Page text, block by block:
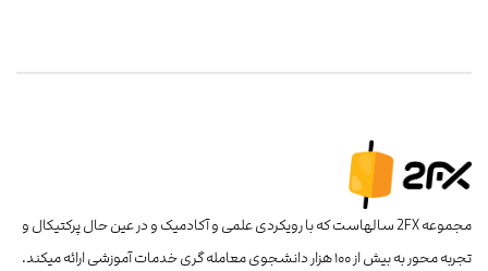
مجموعه 2FX سالهاست که با رویکردی علمی و آکادمیک و در عین حال پرکتیکال و
تجربه محور به بیش از ۱۰۰ هزار دانشجوی معامله گری خدمات آموزشی ارائه میکند.